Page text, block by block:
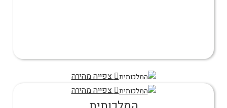
צפייה מהירה
צפייה מהירה